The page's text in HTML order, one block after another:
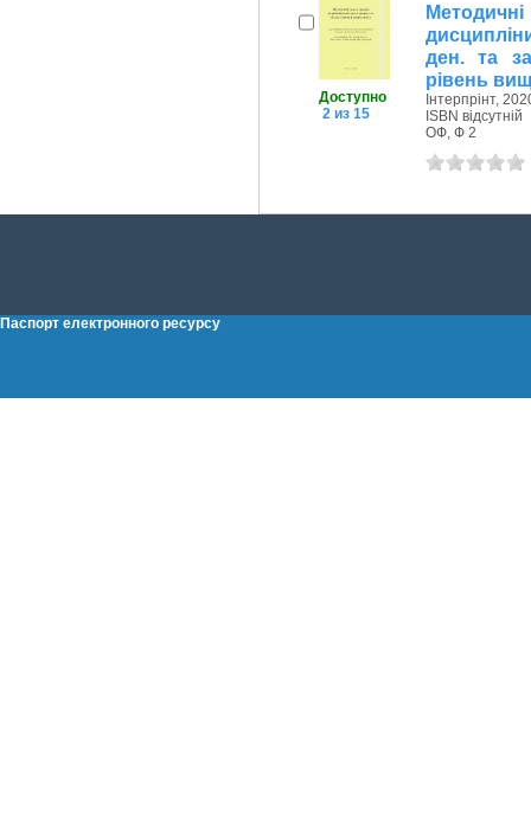
Доступно
2 из 15
ден. та
рівень
Інтерпрінт,
ISBN відсутній
ОФ, Ф 2
Паспорт електронного ресурсу